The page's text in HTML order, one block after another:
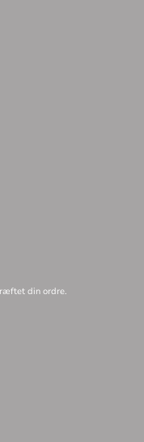
din ordre.